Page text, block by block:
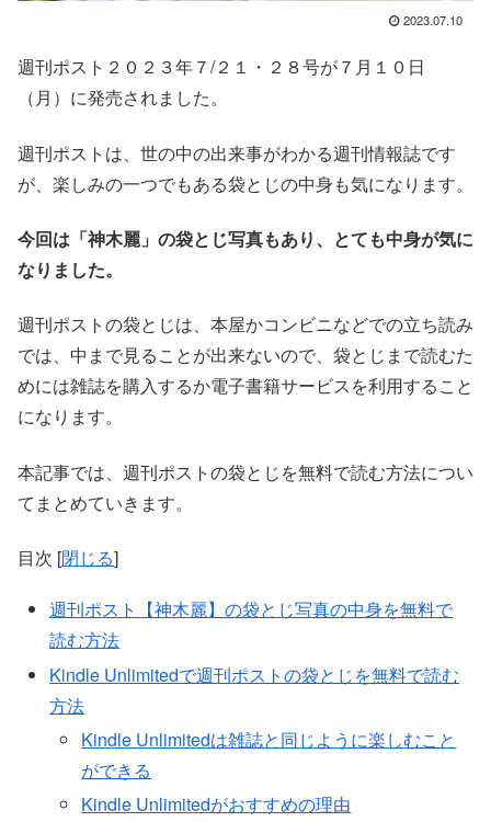
2023.07.10
週刊ポスト２０２３年７/２１・２８号が７月１０日
（月）に発売されました。
週刊ポストは、世の中の出来事がわかる週刊情報誌です
が、楽しみの一つでもある袋とじの中身も気になります。
今回は「神木麗」の袋とじ写真もあり、とても中身が気に
なりました。
週刊ポストの袋とじは、本屋かコンビニなどでの立ち読み
では、中まで見ることが出来ないので、袋とじまで読むた
めには雑誌を購入するか電子書籍サービスを利用すること
になります。
本記事では、週刊ポストの袋とじを無料で読む方法につい
てまとめていきます。
目次 [閉じる]
週刊ポスト【神木麗】の袋とじ写真の中身を無料で
読む方法
Kindle Unlimitedで週刊ポストの袋とじを無料で読む
方法
Kindle Unlimitedは雑誌と同じように楽しむこと
ができる
Kindle Unlimitedがおすすめの理由